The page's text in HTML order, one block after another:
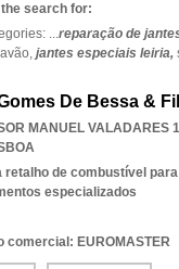
search for:
...reparação de
jantes especiais leiria,
De Bessa &
MANUEL VALADARES
retalho de combustível
especializados
comercial: EUROMASTER